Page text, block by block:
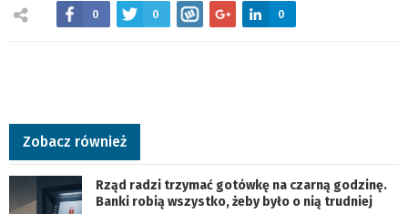
0 0 0
Zobacz również
Rząd radzi trzymać gotówkę na czarną godzinę.
Banki robią wszystko, żeby było o nią trudniej